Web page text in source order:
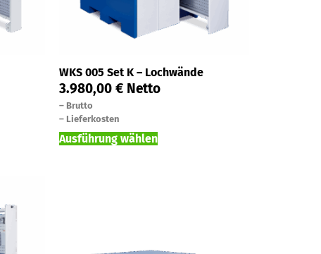
WKS 005 Set K – Lochwände
3.980,00 € Netto
– Brutto
– Lieferkosten
Ausführung wählen